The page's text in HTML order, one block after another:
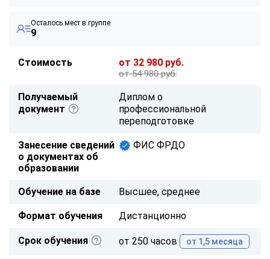
Осталось мест в группе
9
Стоимость от 32 980 руб.
от 54 980 руб.
Получаемый
документ
Диплом о
профессиональной
переподготовке
Занесение сведений
о документах об
образовании
ФИС ФРДО
Обучение на базе Высшее, среднее
Формат обучения Дистанционно
Срок обучения от 250 часов от 1,5 месяца